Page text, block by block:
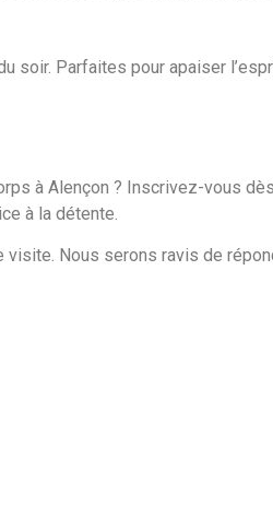
soir. Parfaites pour apaiser
à Alençon ? Inscrivez-vous
à la détente.
visite. Nous serons ravis de